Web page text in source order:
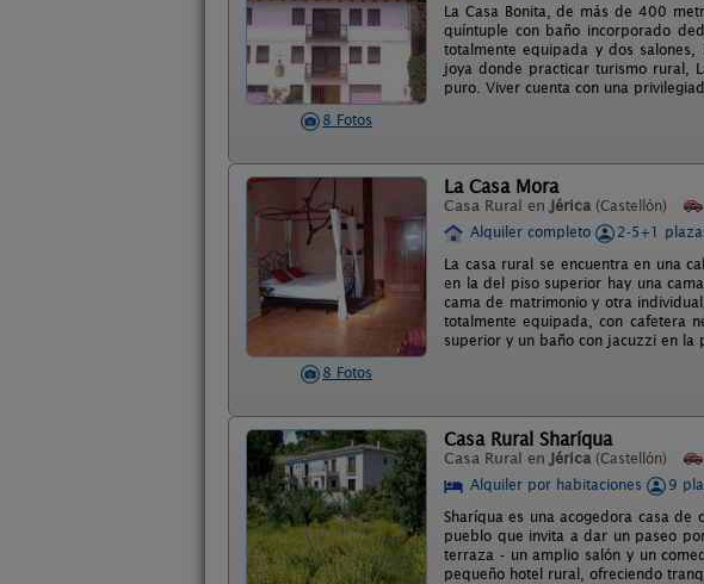
8 Fotos
La Casa Bonita, de más de 400
quíntuple con baño incorporado
totalmente equipada y dos
joya donde practicar turismo rural,
puro. Viver cuenta con una
8 Fotos
La Casa Mora
Casa Rural enJérica (Castellón)
Alquiler completo
2-5+1
La casa rural se encuentra en una
en la del piso superior hay una
cama de matrimonio y otra
totalmente equipada, con cafetera
superior y un baño con jacuzzi en la
Casa Rural Sharíqua
Casa Rural enJérica (Castellón)
Alquiler por habitaciones
9
Sharíqua es una acogedora casa
pueblo que invita a dar un paseo
terraza - un amplio salón y un
pequeño hotel rural, ofreciendo